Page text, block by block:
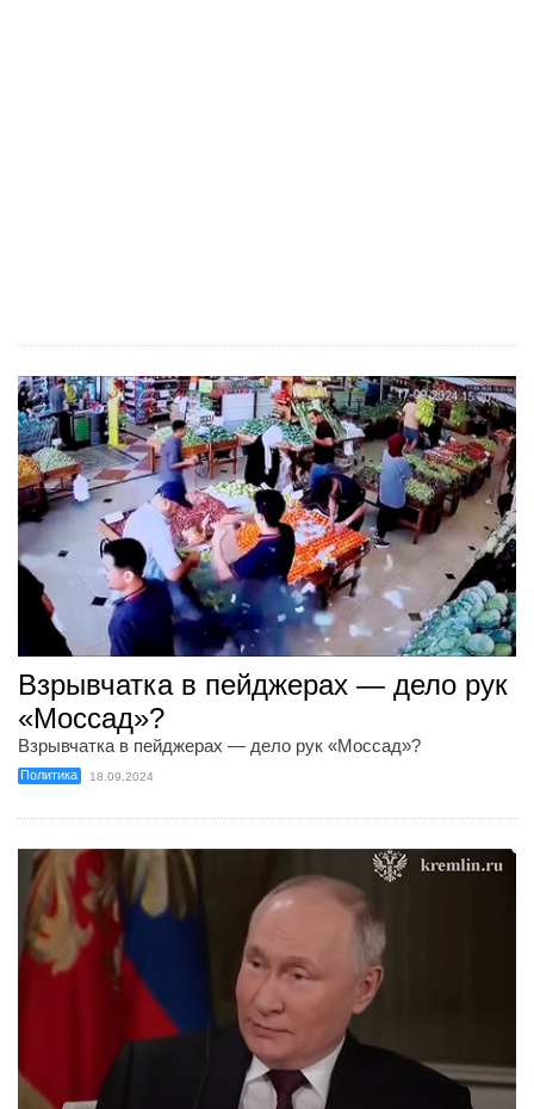
Взрывчатка в пейджерах — дело рук
«Моссад»?
Взрывчатка в пейджерах — дело рук «Моссад»?
Политика 18.09.2024